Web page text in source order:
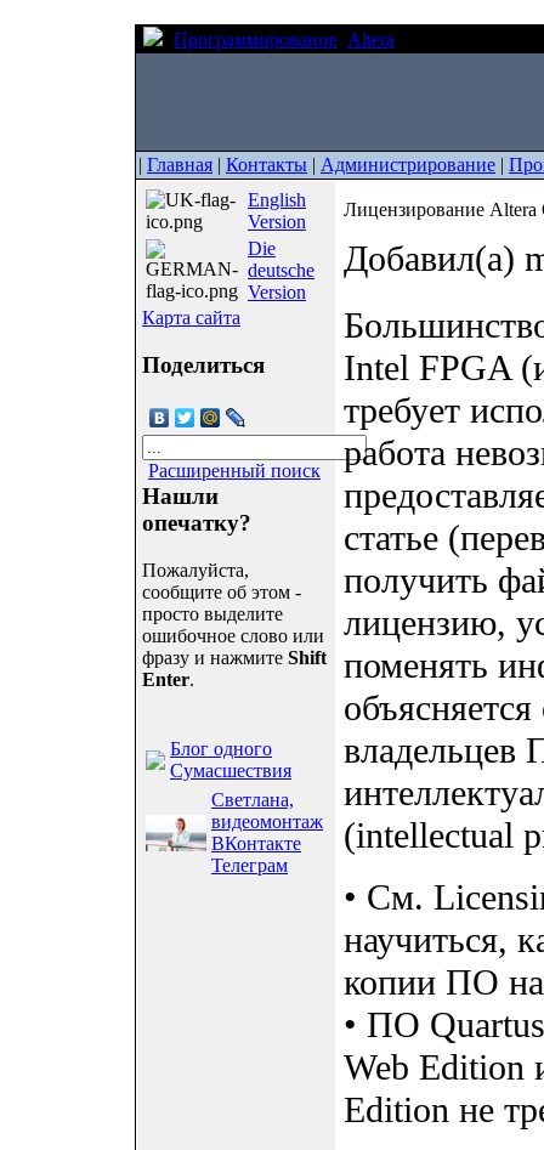
Программирование Altera
| Главная | Контакты | Администрирование |
English
Version
Die
deutsche
Version
Карта сайта
Поделиться
Расширенный поиск
Нашли
опечатку?
Пожалуйста,
сообщите об этом -
просто выделите
ошибочное слово или
фразу и нажмите Shift
Enter.
Блог одного
Сумасшествия
Светлана,
видеомонтаж
ВКонтакте
Телеграм
Лицензирование Altera
Добавил(а)
Intel FPGA
требует
работа
статье
получить
лицензию,
поменять
(intellectual
• См.
научиться,
копии ПО
• ПО
Web Edition
Edition не